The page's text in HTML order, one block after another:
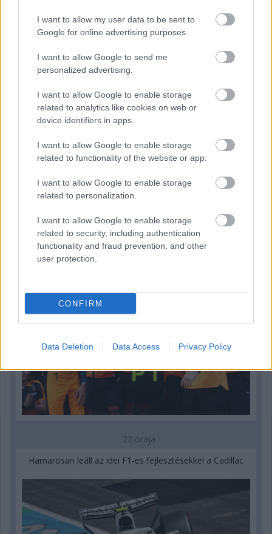
I want to allow my user data to be sent to
Google for online advertising purposes.
I want to allow Google to send me
personalized advertising.
I want to allow Google to enable storage
related to analytics like cookies on web or
device identifiers in apps.
I want to allow Google to enable storage
related to functionality of the website or app.
I want to allow Google to enable storage
related to personalization.
I want to allow Google to enable storage
related to security, including authentication
functionality and fraud prevention, and other
user protection.
CONFIRM
Data Deletion Data Access Privacy Policy
mindenhol
„Lando és Oscar kapcsolata csak még erősebbé vált a
tavalyi év után” – Stella
22 órája
Hamarosan leáll az idei F1-es fejlesztésekkel a Cadillac